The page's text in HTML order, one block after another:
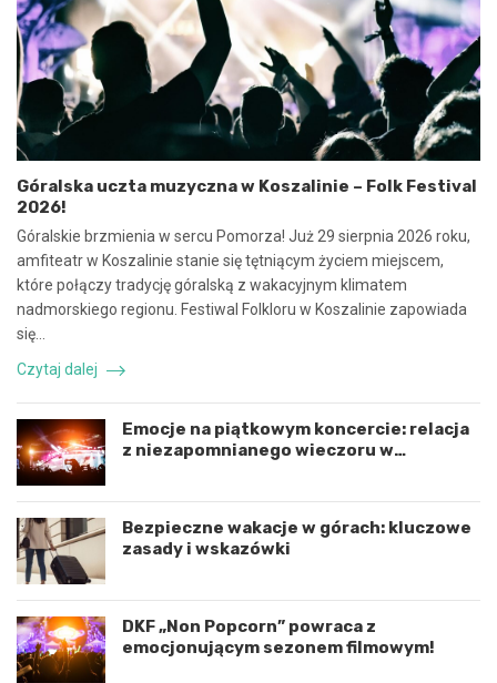
w
y
n
a
w
s
p
ó
ł
p
r
c
ę
i
k
o
d
y
n
a
c
j
ę
r
o
w
o
j
i
e
b
e
z
p
i
e
c
z
n
z
d
a
r
e
i
e
d
r
o
g
o
w
e
o
d
K
Góralska uczta muzyczna w Koszalinie – Folk Festival
2026!
Góralskie brzmienia w sercu Pomorza! Już 29 sierpnia 2026 roku,
amfiteatr w Koszalinie stanie się tętniącym życiem miejscem,
które połączy tradycję góralską z wakacyjnym klimatem
nadmorskiego regionu. Festiwal Folkloru w Koszalinie zapowiada
się…
Czytaj dalej
Emocje na piątkowym koncercie: relacja
z niezapomnianego wieczoru w
Bezpieczne wakacje w górach: kluczowe
zasady i wskazówki
DKF „Non Popcorn” powraca z
emocjonującym sezonem filmowym!